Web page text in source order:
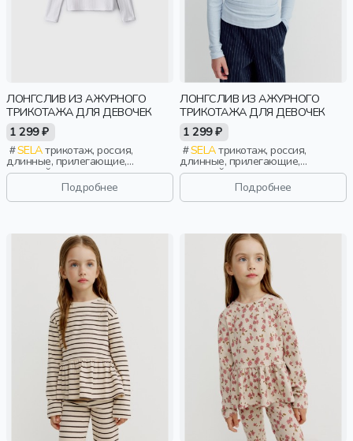
ЛОНГСЛИВ ИЗ АЖУРНОГО
ТРИКОТАЖА ДЛЯ ДЕВОЧЕК
1 299 ₽
SELAтрикотаж, россия,
длинные, прилегающие,
длинный рукав, школа, ажур,
вырез, круглый вырез, девочки,
Подробнее
ЛОНГСЛИВ ИЗ АЖУРНОГО
ТРИКОТАЖА ДЛЯ ДЕВОЧЕК
1 299 ₽
SELAтрикотаж, россия,
длинные, прилегающие,
длинный рукав, школа, ажур,
вырез, круглый вырез, девочки,
Подробнее